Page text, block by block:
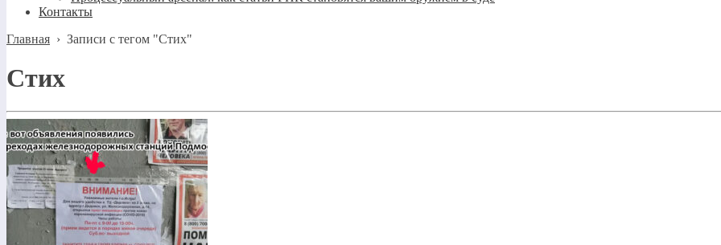
Контакты
Главная › Записи с тегом "Стих"
Стих